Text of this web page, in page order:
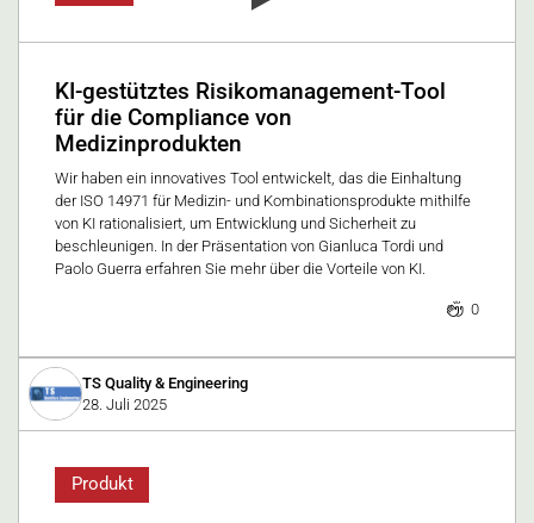
KI-gestütztes Risikomanagement-Tool
für die Compliance von
Medizinprodukten
Wir haben ein innovatives Tool entwickelt, das die Einhaltung
der ISO 14971 für Medizin- und Kombinationsprodukte mithilfe
von KI rationalisiert, um Entwicklung und Sicherheit zu
beschleunigen. In der Präsentation von Gianluca Tordi und
Paolo Guerra erfahren Sie mehr über die Vorteile von KI.
0
TS Quality & Engineering
28. Juli 2025
Produkt